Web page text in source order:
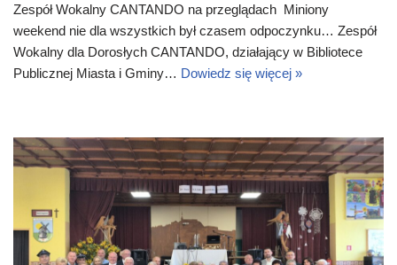
Zespół Wokalny CANTANDO na przeglądach Miniony
weekend nie dla wszystkich był czasem odpoczynku… Zespół
Wokalny dla Dorosłych CANTANDO, działający w Bibliotece
Publicznej Miasta i Gminy… Dowiedz się więcej »